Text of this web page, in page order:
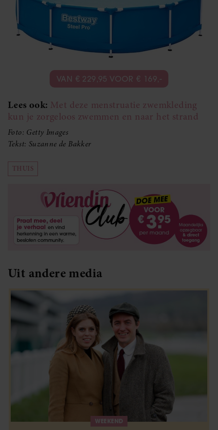
VAN € 229,95 VOOR € 169,-
Lees ook: Met deze menstruatie zwemkleding
kun je zorgeloos zwemmen en naar het strand
Foto: Getty Images
Tekst: Suzanne de Bakker
THUIS
Uit andere media
WEEKEND